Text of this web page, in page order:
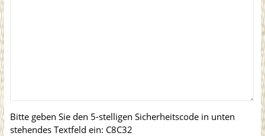
Bitte geben Sie den 5-stelligen Sicherheitscode in unten
stehendes Textfeld ein: C8C32